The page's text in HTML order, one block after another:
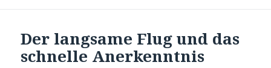
Der langsame Flug und das
schnelle Anerkenntnis